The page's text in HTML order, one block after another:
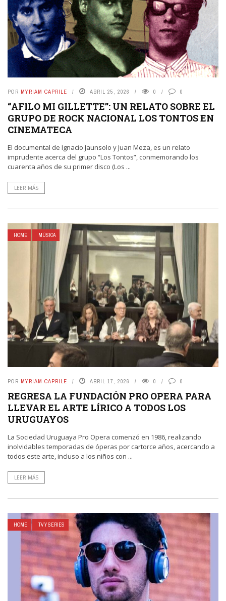
POR MYRIAM CAPRILE ABRIL 25, 2026 0 0
“AFILO MI GILLETTE”: UN RELATO SOBRE EL
GRUPO DE ROCK NACIONAL LOS TONTOS EN
CINEMATECA
El documental de Ignacio Jaunsolo y Juan Meza, es un relato
imprudente acerca del grupo “Los Tontos”, conmemorando los
cuarenta años de su primer disco (Los ...
LEER MÁS
HOME MÚSICA
POR MYRIAM CAPRILE ABRIL 17, 2026 0 0
REGRESA LA FUNDACIÓN PRO OPERA PARA
LLEVAR EL ARTE LÍRICO A TODOS LOS
URUGUAYOS
La Sociedad Uruguaya Pro Opera comenzó en 1986, realizando
inolvidables temporadas de óperas por cartorce años, acercando a
todos este arte, incluso a los niños con ...
LEER MÁS
HOME TV Y SERIES